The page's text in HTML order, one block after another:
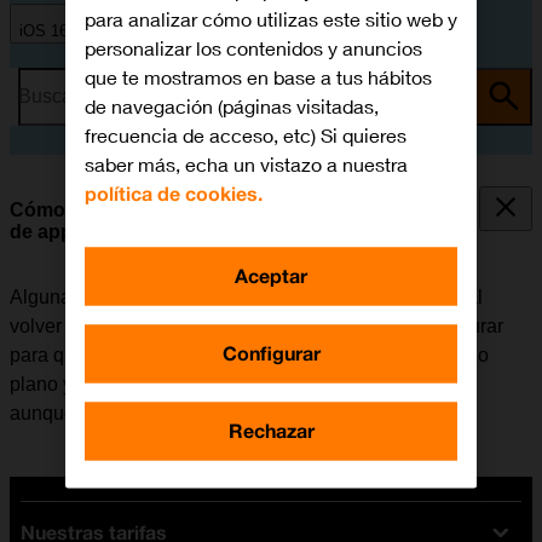
iOS 16.0
Busca por problema o tema
Cómo seleccionar los ajustes de la actualización
de apps en segundo plano
Algunas apps siguen funcionando en segundo plano al
volver a la pantalla de inicio. El móvil se puede configurar
para que actualice el contenido de las apps en segundo
plano y así se puede seguir recibiendo notificaciones
aunque una app no esté activa.
Nuestras tarifas
para analizar cómo utilizas este sitio web y
personalizar los contenidos y anuncios
que te mostramos en base a tus hábitos
de navegación (páginas visitadas,
frecuencia de acceso, etc) Si quieres
saber más, echa un vistazo a nuestra
política de cookies.
Configurar
Rechazar
Aceptar